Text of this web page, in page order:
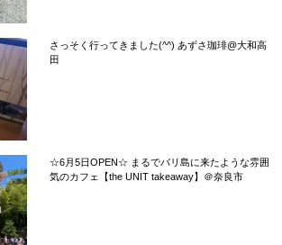
さっそく行ってきました(^^) あずさ珈琲@大和高
田
☆6月5日OPEN☆ まるでバリ島に来たような雰囲
気のカフェ【the UNIT takeaway】＠奈良市